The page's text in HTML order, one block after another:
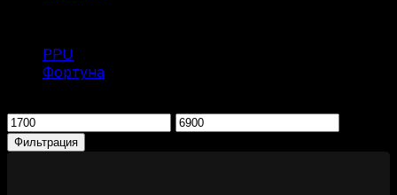
PPU
Фортуна
Минимальная
цена
Максимальная
цена
Фильтрация